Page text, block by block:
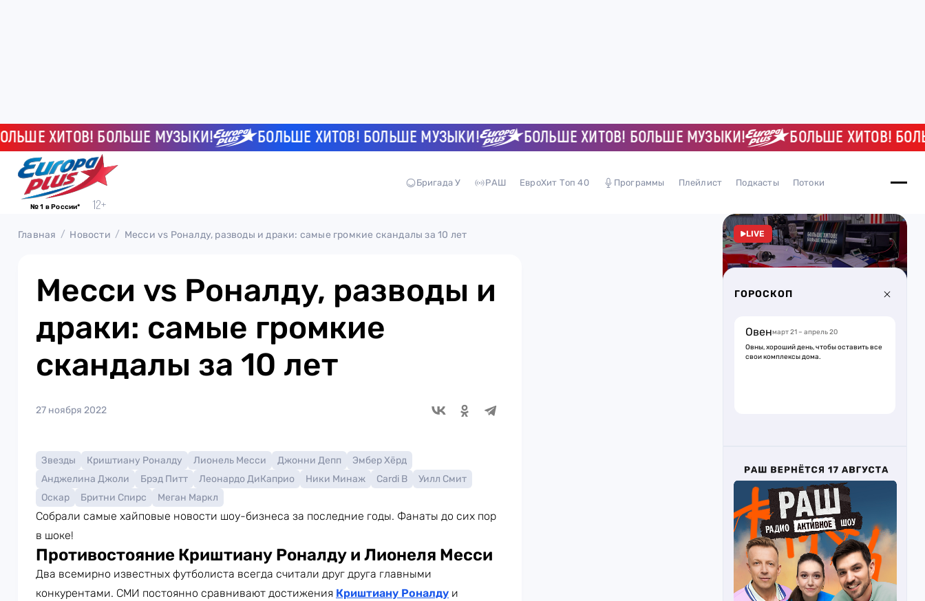
ХИТОВ! БОЛЬШЕ МУЗЫКИ! БОЛЬШЕ ХИТОВ! БОЛЬШЕ МУЗЫКИ! БОЛЬШЕ ХИТОВ! БОЛЬШЕ МУЗЫКИ! БОЛЬШЕ ХИТОВ! БОЛЬШЕ
№ 1 в России*
Бригада У РАШ ЕвроХит Топ 40 Программы Плейлист Подкасты Потоки
Главная Новости Месси vs Роналду, разводы и драки: самые громкие скандалы за 10 лет
Месси vs Роналду, разводы и
драки: самые громкие
скандалы за 10 лет
27 ноября 2022
Звезды Криштиану Роналду Лионель Месси Джонни Депп
Эмбер Хёрд
Анджелина Джоли
Брэд Питт Леонардо ДиКаприо Ники Минаж Cardi B
Уилл Смит
Оскар
Бритни Спирс Меган Маркл
Собрали самые хайповые новости шоу-бизнеса за последние годы. Фанаты до сих пор
в шоке!
Противостояние Криштиану Роналду и Лионеля Месси
Два всемирно известных футболиста всегда считали друг друга главными
конкурентами. СМИ постоянно сравнивают достижения Криштиану Роналду и
LIVE
ГОРОСКОП
Овенмарт 21 – апрель 20
Овны, хороший день, чтобы оставить все
свои комплексы дома.